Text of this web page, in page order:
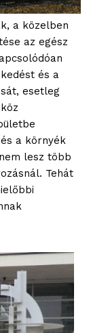
a közelben
az egész
és a
esetleg
a környék
lesz több
Tehát